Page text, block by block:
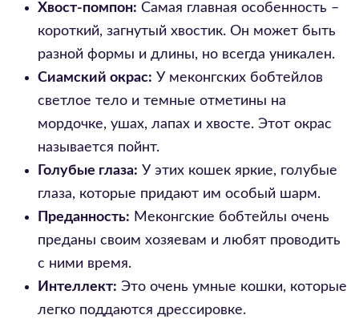
Хвост-помпон: Самая главная особенность –
короткий, загнутый хвостик. Он может быть
разной формы и длины, но всегда уникален.
Сиамский окрас: У меконгских бобтейлов
светлое тело и темные отметины на
мордочке, ушах, лапах и хвосте. Этот окрас
называется пойнт.
Голубые глаза: У этих кошек яркие, голубые
глаза, которые придают им особый шарм.
Преданность: Меконгские бобтейлы очень
преданы своим хозяевам и любят проводить
с ними время.
Интеллект: Это очень умные кошки, которые
легко поддаются дрессировке.